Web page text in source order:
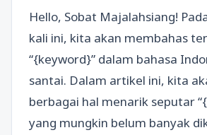
Hello, Sobat Majalahsiang!
kali ini, kita akan membahas
“{keyword}” dalam bahasa
santai. Dalam artikel ini, kita
berbagai hal menarik seputar
yang mungkin belum banyak